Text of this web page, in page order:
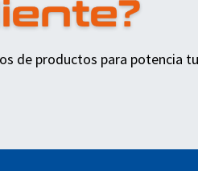
de productos para potencia tu